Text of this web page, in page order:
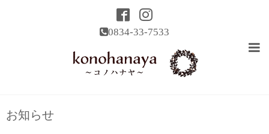
0834-33-7533
お知らせ